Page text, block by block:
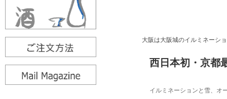
大阪は大阪城のイルミネーシ
西日本初・京都
イルミネーションと雪、オ